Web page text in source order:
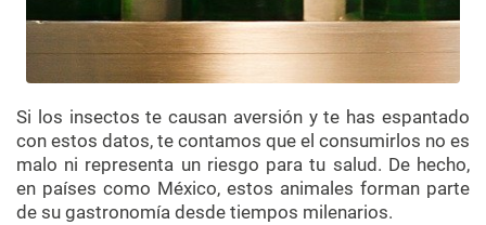
Si los insectos te causan aversión y te has espantado
con estos datos, te contamos que el consumirlos no es
malo ni representa un riesgo para tu salud. De hecho,
en países como México, estos animales forman parte
de su gastronomía desde tiempos milenarios.